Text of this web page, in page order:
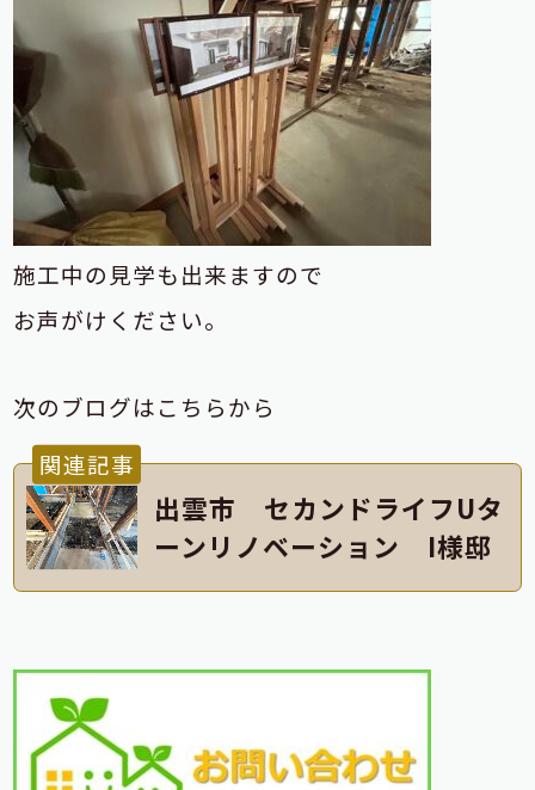
施工中の見学も出来ますので
お声がけください。
次のブログはこちらから
関連記事
出雲市 セカンドライフUタ
ーンリノベーション I様邸